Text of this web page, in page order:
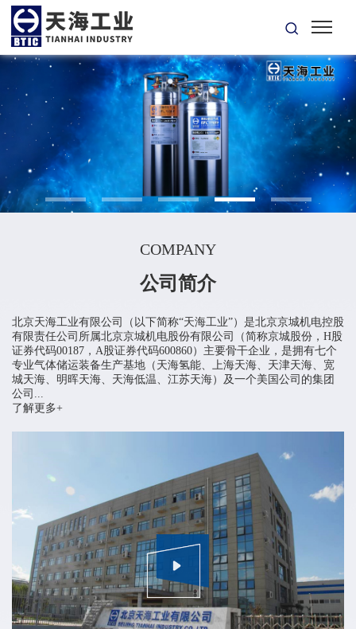
COMPANY
公司简介
北京天海工业有限公司（以下简称“天海工业”）是北京京城机电控股
有限责任公司所属北京京城机电股份有限公司（简称京城股份，H股
证券代码00187，A股证券代码600860）主要骨干企业，是拥有七个
专业气体储运装备生产基地（天海氢能、上海天海、天津天海、宽
城天海、明晖天海、天海低温、江苏天海）及一个美国公司的集团
公司...
了解更多+